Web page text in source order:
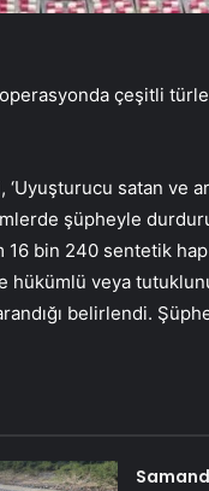
çeşitli
satan ve
şüpheyle
16 bin 240 sentetik
hükümlü veya
belirlendi.